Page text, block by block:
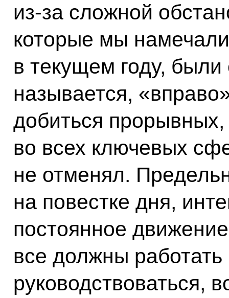
из-за сложной
которые мы
в текущем году, были
называется,
добиться
во всех ключевых
не отменял.
на повестке дня,
постоянное
все должны
руководствоваться,